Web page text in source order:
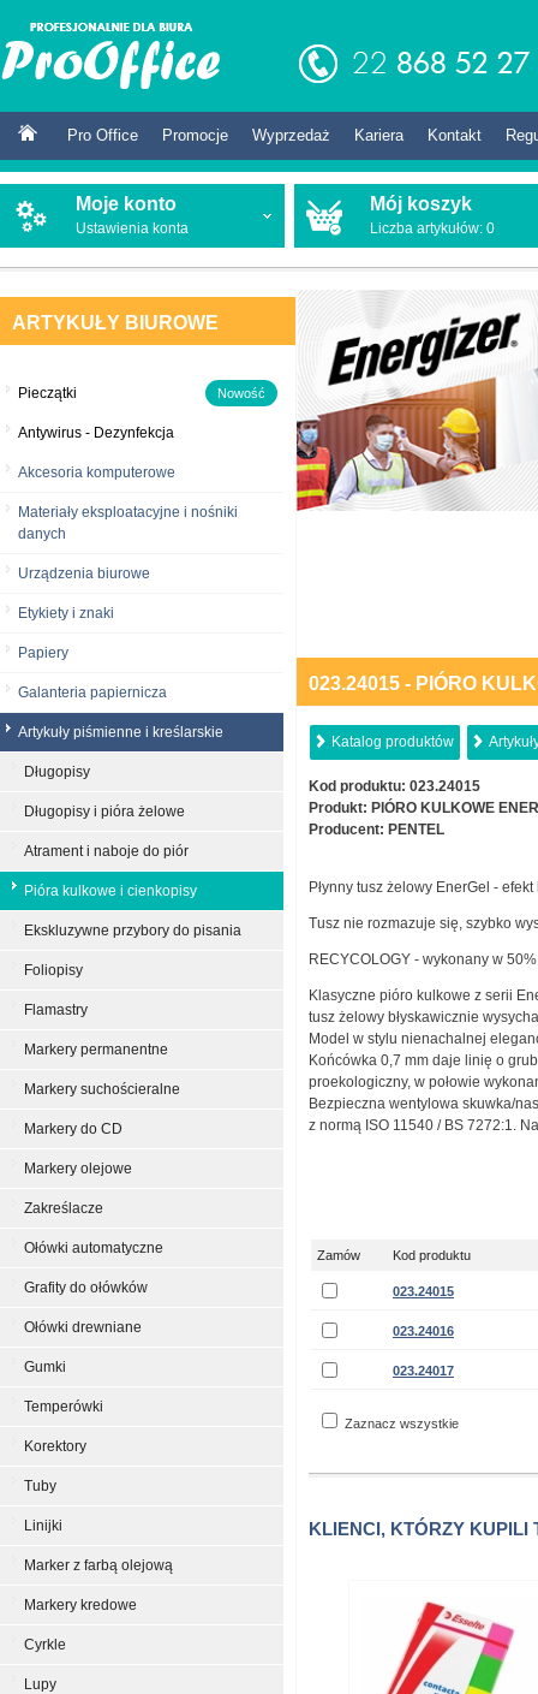
Pro Office Promocje Wyprzedaż Kariera Kontakt
Moje konto
Ustawienia konta
Mój koszyk
Liczba artykułów: 0
ARTYKUŁY BIUROWE
Pieczątki Nowość
Antywirus - Dezynfekcja
Akcesoria komputerowe
Materiały eksploatacyjne i nośniki
danych
Urządzenia biurowe
Etykiety i znaki
Papiery
Galanteria papiernicza
Artykuły piśmienne i kreślarskie
Długopisy
Długopisy i pióra żelowe
Atrament i naboje do piór
Pióra kulkowe i cienkopisy
Ekskluzywne przybory do pisania
Foliopisy
Flamastry
Markery permanentne
Markery suchościeralne
Markery do CD
Markery olejowe
Zakreślacze
Ołówki automatyczne
Grafity do ołówków
Ołówki drewniane
Gumki
Temperówki
Korektory
Tuby
Linijki
Marker z farbą olejową
Markery kredowe
Cyrkle
Lupy
023.24015 - PIÓRO
Katalog produktów
Kod produktu: 023.24015
Produkt: PIÓRO KULKOWE
Producent: PENTEL
Płynny tusz żelowy EnerGel -
Tusz nie rozmazuje się, szybko
RECYCOLOGY - wykonany w
Klasyczne pióro kulkowe z serii
tusz żelowy błyskawicznie
Model w stylu nienachalnej
Końcówka 0,7 mm daje linię o
proekologiczny, w połowie
Bezpieczna wentylowa skuwka/
z normą ISO 11540 / BS 7272:1.
Zamów Kod produktu
023.24015
023.24016
023.24017
Zaznacz wszystkie
KLIENCI, KTÓRZY KUPILI